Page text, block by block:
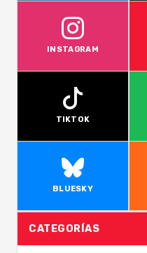
INSTAGRAM
TIKTOK
BLUESKY
CATEGORÍAS